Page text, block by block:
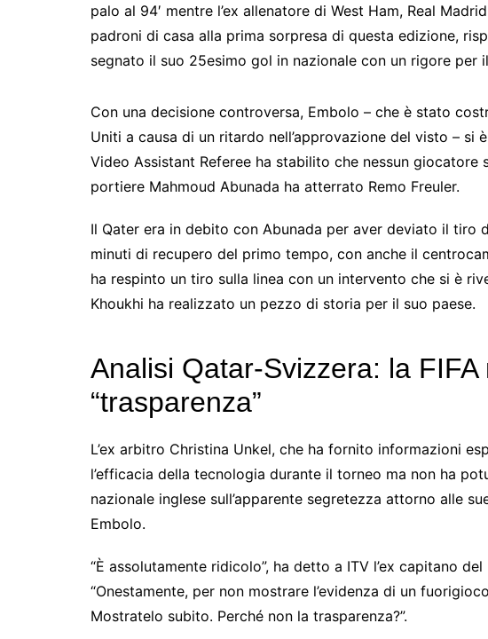
palo al 94′ mentre l’ex allenatore di West Ham, Real
padroni di casa alla prima sorpresa di questa edizione,
segnato il suo 25esimo gol in nazionale con un rigore per
Con una decisione controversa, Embolo – che è stato
Uniti a causa di un ritardo nell’approvazione del visto –
Video Assistant Referee ha stabilito che nessun
portiere Mahmoud Abunada ha atterrato Remo Freuler.
Il Qater era in debito con Abunada per aver deviato il tiro
minuti di recupero del primo tempo, con anche il
ha respinto un tiro sulla linea con un intervento che si è
Khoukhi ha realizzato un pezzo di storia per il suo paese.
Analisi Qatar-Svizzera: la FIFA
“trasparenza”
L’ex arbitro Christina Unkel, che ha fornito informazioni
l’efficacia della tecnologia durante il torneo ma non ha
nazionale inglese sull’apparente segretezza attorno alle
Embolo.
“È assolutamente ridicolo”, ha detto a ITV l’ex capitano
“Onestamente, per non mostrare l’evidenza di un
Mostratelo subito. Perché non la trasparenza?”.